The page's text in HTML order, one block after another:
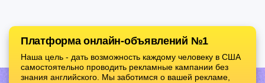
Платформа онлайн-объявлений №1
Наша цель - дать возможность каждому человеку в США
самостоятельно проводить рекламные кампании без
знания английского. Мы заботимся о вашей рекламе,